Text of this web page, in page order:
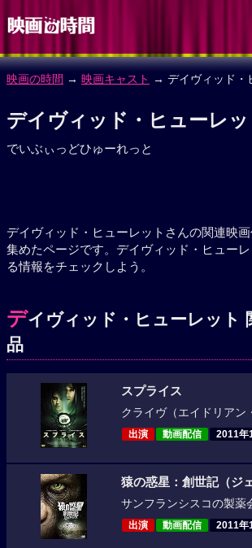
映画の時間 → 映画キャスト → デイヴィッド・
デイヴィッド・ヒューレッ
でいぶぃっどひゅーれっと
デイヴィッド・ヒューレットさんの関連映
集めたページです。デイヴィッド・ヒュー
る情報をチェックしよう。
デイヴィッド・ヒューレット
品
スプライス
クライヴ（エイドリアン
出演 動画配信 2011年
猿の惑星：創世記（ジ
サンフランシスコの製薬
出演 動画配信 2011年